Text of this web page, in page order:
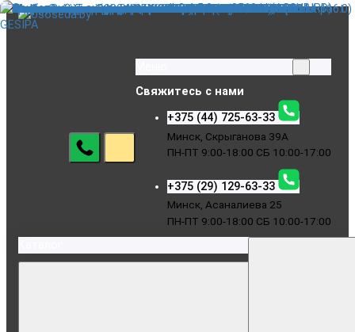
Свяжитесь с нами
+375 (44) 725-63-33
Минск, Скрыганова 39А
ПН-ПТ 9:00-18:00 СБ 10:00-17:00
+375 (29) 129-63-33
Минск, Асаналиева 25
ПН-ПТ 9:00-18:00 СБ 10:00-17:00